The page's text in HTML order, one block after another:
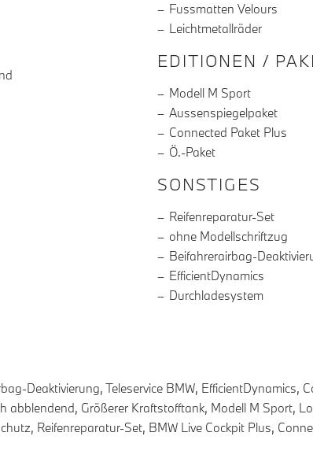
Fussmatten Velours
Leichtmetallräder
EDITIONEN /
Modell M Sport
Aussenspiegelpaket
Connected Paket Plus
Ö.-Paket
SONSTIGES
Reifenreparatur-Set
ohne Modellschriftzug
Beifahrerairbag-
EfficientDynamics
Durchladesystem
Deaktivierung, Teleservice BMW, EfficientDynamics,
Größerer Kraftstofftank, Modell M Sport,
Reifenreparatur-Set, BMW Live Cockpit Plus,